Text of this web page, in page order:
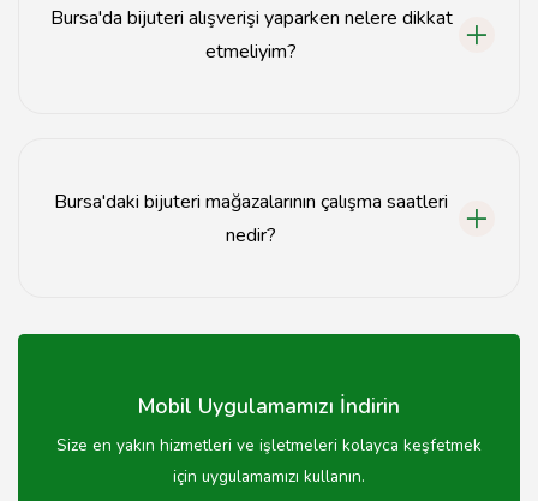
Bursa'da bijuteri alışverişi yaparken nelere dikkat
etmeliyim?
Bursa'daki bijuteri mağazalarının çalışma saatleri
nedir?
10:00'dan akşam 19:00'a kadar açıktır, ancak saatler
Mobil Uygulamamızı İndirin
Size en yakın hizmetleri ve işletmeleri kolayca keşfetmek
için uygulamamızı kullanın.